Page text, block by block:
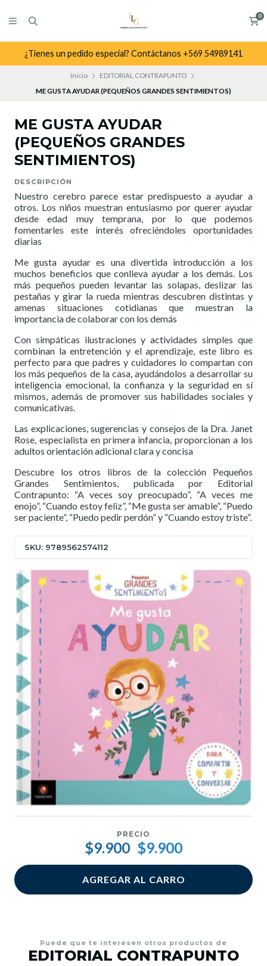
0
¿Tienes un pedido especial? Contáctanos +569 54989141
Inicio
EDITORIAL CONTRAPUNTO
ME GUSTA AYUDAR (PEQUEÑOS GRANDES SENTIMIENTOS)
ME GUSTA AYUDAR
(PEQUEÑOS GRANDES
SENTIMIENTOS)
DESCRIPCIÓN
Nuestro cerebro parece estar predispuesto a ayudar a
otros. Los niños muestran entusiasmo por querer ayudar
desde edad muy temprana, por lo que podemos
fomentarles este interés ofreciéndoles oportunidades
diarias
Me gusta ayudar es una divertida introducción a los
muchos beneficios que conlleva ayudar a los demás. Los
más pequeños pueden levantar las solapas, deslizar las
pestañas y girar la rueda mientras descubren distintas y
amenas situaciones cotidianas que muestran la
importancia de colaborar con los demás
Con simpáticas ilustraciones y actividades simples que
combinan la entretención y el aprendizaje, este libro es
perfecto para que padres y cuidadores lo compartan con
los más pequeños de la casa, ayudándolos a desarrollar su
inteligencia emocional, la confianza y la seguridad en sí
mismos, además de promover sus habilidades sociales y
comunicativas.
Las explicaciones, sugerencias y consejos de la Dra. Janet
Rose, especialista en primera infancia, proporcionan a los
adultos orientación adicional clara y concisa
Descubre los otros libros de la colección Pequeños
Grandes Sentimientos, publicada por Editorial
Contrapunto: “A veces soy preocupado”, “A veces me
enojo”, “Cuando estoy feliz”, “Me gusta ser amable”, “Puedo
ser paciente”, “Puedo pedir perdón” y “Cuando estoy triste”.
SKU: 9789562574112
PRECIO
$9.900 $9.900
AGREGAR AL CARRO
Puede que te interesen otros productos de
EDITORIAL CONTRAPUNTO